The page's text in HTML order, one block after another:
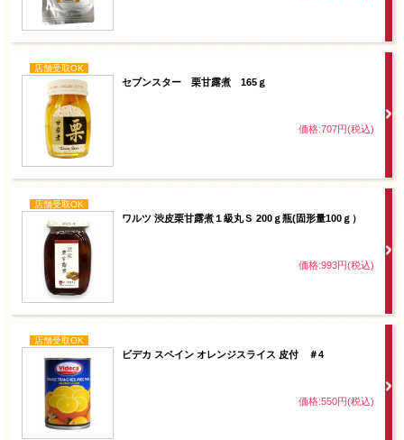
店舗受取OK
セブンスター 栗甘露煮 165ｇ
価格:707円(税込)
店舗受取OK
ワルツ 渋皮栗甘露煮１級丸Ｓ 200ｇ瓶(固形量100ｇ）
価格:993円(税込)
店舗受取OK
ビデカ スペイン オレンジスライス 皮付 ＃4
価格:550円(税込)